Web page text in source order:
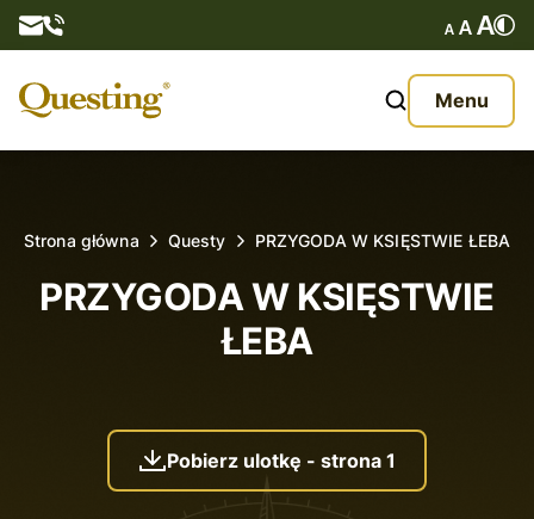
Menu
O nas
Aktualności
Kontakt
Strona główna Questy PRZYGODA W KSIĘSTWIE ŁEBA
PRZYGODA W KSIĘSTWIE
ŁEBA
Pobierz ulotkę - strona 1